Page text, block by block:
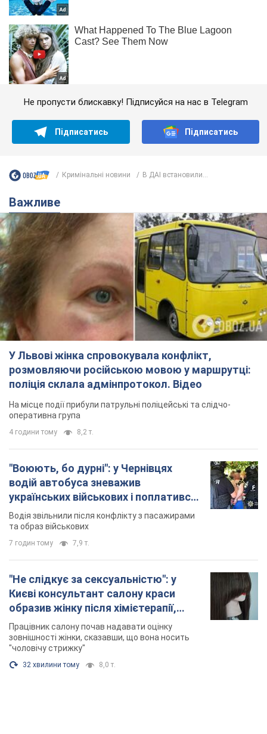
Не пропусти блискавку! Підписуйся на нас в Telegram
Підписатись Підписатись
Кримінальні новини В ДАІ встановили...
Важливе
У Львові жінка спровокувала конфлікт,
розмовляючи російською мовою у маршрутці:
поліція склала адмінпротокол. Відео
На місце події прибули патрульні поліцейські та слідчо-
оперативна група
4 години тому 8,2 т.
"Воюють, бо дурні": у Чернівцях
водій автобуса зневажив
українських військових і поплатився.
Відео
Водія звільнили після конфлікту з пасажирами
та образ військових
7 годин тому 7,9 т.
"Не слідкує за сексуальністю": у
Києві консультант салону краси
образив жінку після хімієтерапії,
розгорівся скандал. Фото
Працівник салону почав надавати оцінку
зовнішності жінки, сказавши, що вона носить
"чоловічу стрижку"
32 хвилини тому 8,0 т.